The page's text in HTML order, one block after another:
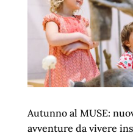
Autunno al MUSE:
avventure da vivere